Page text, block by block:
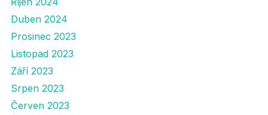
Duben 2024
Prosinec 2023
Listopad 2023
Září 2023
Srpen 2023
Červen 2023